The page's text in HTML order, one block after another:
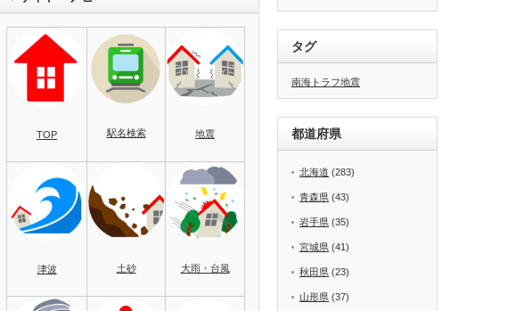
TOP 駅名検索 地震
津波 土砂 大雨・台風
タグ
南海トラフ地震
都道府県
北海道 (283)
青森県 (43)
岩手県 (35)
宮城県 (41)
秋田県 (23)
山形県 (37)